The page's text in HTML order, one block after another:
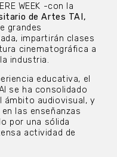
WEEK -con la
de Artes TAI,
grandes
impartirán clases
cinematográfica a
industria.
educativa, el
se ha consolidado
audiovisual, y
las enseñanzas
por una sólida
actividad de